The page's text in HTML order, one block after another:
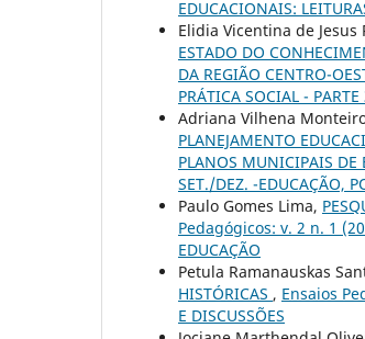
EDUCACIONAIS:
Elidia Vicentina de Jesus
ESTADO DO
DA REGIÃO CENTRO-
PRÁTICA SOCIAL - PARTE
Adriana Vilhena
PLANEJAMENTO
PLANOS MUNICIPAIS DE
SET./DEZ. -EDUCAÇÃO,
Paulo Gomes Lima,
Pedagógicos: v. 2 n. 1
EDUCAÇÃO
Petula Ramanauskas
HISTÓRICAS , Ensaios
E DISCUSSÕES